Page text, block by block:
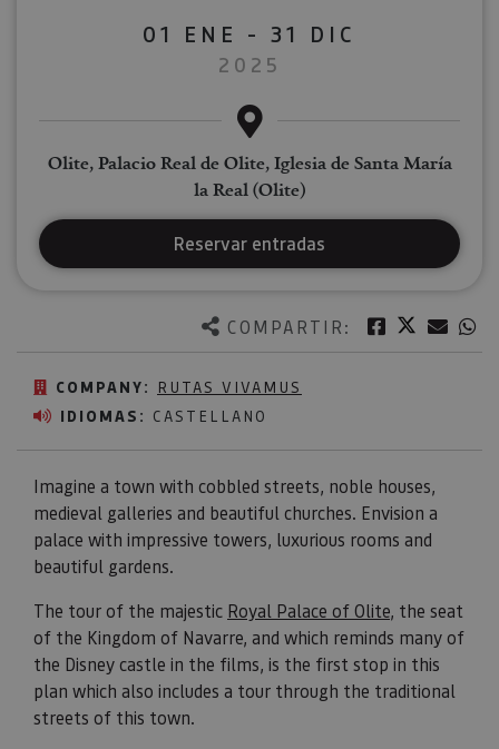
COMPARTIR: Facebook
Twitter
COMPANY: RUTAS VIVAMUS
IDIOMAS: CASTELLANO
Imagine a town with cobbled streets, noble houses,
medieval galleries and beautiful churches. Envision a
palace with impressive towers, luxurious rooms and
beautiful gardens.
The tour of the majestic Royal Palace of Olite, the seat
of the Kingdom of Navarre, and which reminds many of
the Disney castle in the films, is the first stop in this
plan which also includes a tour through the traditional
streets of this town.
01 ENE - 31 DIC
2025
Olite, Palacio Real de Olite, Iglesia de Santa María
la Real (Olite)
Reservar entradas